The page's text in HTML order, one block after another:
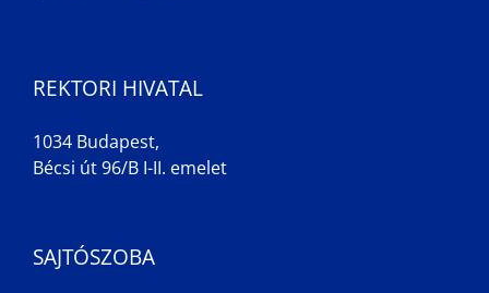
REKTORI HIVATAL
1034 Budapest,
Bécsi út 96/B I-II. emelet
SAJTÓSZOBA